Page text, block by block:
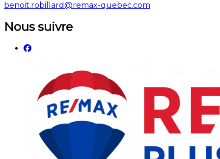
benoit.robillard@remax-quebec.com
Nous suivre